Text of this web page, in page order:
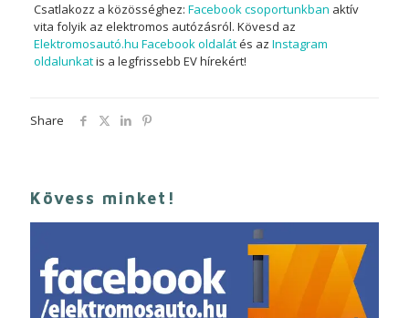
Csatlakozz a közösséghez: Facebook csoportunkban aktív
vita folyik az elektromos autózásról. Kövesd az
Elektromosautó.hu Facebook oldalátés az Instagram
oldalunkatis a legfrissebb EV hírekért!
Share
Kövess minket!